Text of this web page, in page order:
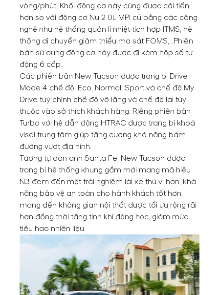
vòng/phút. Khối động cơ này cũng được cải tiến
hơn so với động cơ Nu 2.0L MPI cũ bằng các công
nghệ như hệ thống quản lí nhiệt tích hợp ITMS, hệ
thống di chuyển giảm thiểu ma sát FOMS,…Phiên
bản sử dụng động cơ này được đi kèm hộp số tự
động 6 cấp.
Các phiên bản New Tucson được trang bị Drive
Mode 4 chế độ: Eco, Normal, Sport và chế độ My
Drive tuỳ chỉnh chế độ vô lăng và chế độ lái tùy
thuộc vào sở thích khách hàng. Riêng phiên bản
Turbo với hệ dẫn động HTRAC được trang bị khoá
visai trung tâm giúp tăng cường khả năng bám
đường vượt địa hình.
Tương tự đàn anh Santa Fe, New Tucson được
trang bị hệ thống khung gầm mới mang mã hiệu
N3 đem đến một trải nghiệm lái xe thú vị hơn, khả
năng bảo vệ an toàn cho hành khách tốt hơn,
mang đến không gian nội thất được tối ưu rộng rãi
hơn đồng thời tăng tính khí động học, giảm mức
tiêu hao nhiên liệu.